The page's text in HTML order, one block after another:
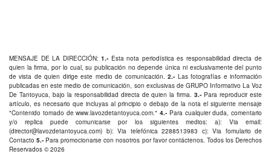
MENSAJE DE LA DIRECCIÓN:1.- Esta nota periodística es responsabilidad directa de
quien la firma, por lo cual, su publicación no depende única ni exclusivamente del punto
de vista de quien dirige este medio de comunicación.2.- Las fotografías e información
publicadas en este medio de comunicación, son exclusivas de GRUPO Informativo La Voz
De Tantoyuca, bajo la responsabilidad directa de quien la firma.3.- Para reproducir este
artículo, es necesario que incluyas al principio o debajo de la nota el siguiente mensaje
"Contenido tomado dewww.lavozdetantoyuca.com ." 4.- Para cualquier duda, comentario
y/o replica puede comunicarse por los siguientes medios: a): Via email:
(director@lavozdetantoyuca.com) b): Via telefónica 2288513983 c): Via fomulario de
Contacto 5.- Para promocionarse con nosotros por favorcontáctenos. Todos los Derechos
Reservados © 2026